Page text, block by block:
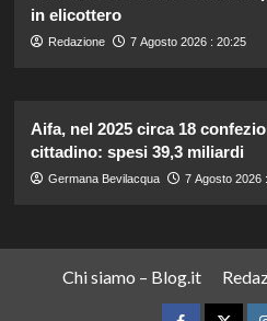
in elicottero
Redazione 7 Agosto 2026 : 20:25
Aifa, nel 2025 circa 18
cittadino: spesi 39,3 miliardi
Germana Bevilacqua 7 Agosto 2026
Chi siamo – Blog.it